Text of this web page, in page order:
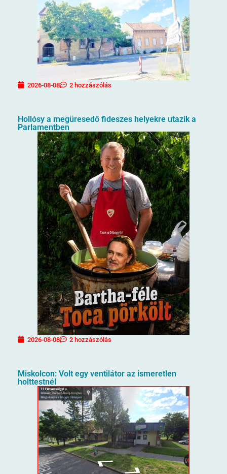
2026-08-08 2 hozzászólás
Hollósy a megüresedő fideszes helyekre utazik a
Parlamentben
2026-08-08 2 hozzászólás
Miskolcon: Volt egy ventilátor az ismeretlen
holttestnél